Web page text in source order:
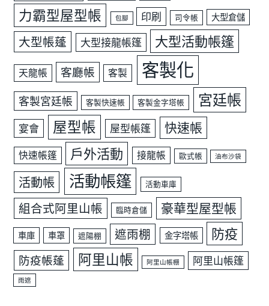
力霸型屋型帳 包腳 印刷 司令帳 大型倉儲
大型帳蓬 大型接龍帳篷 大型活動帳篷
天龍帳 客廳帳 客製 客製化
客製宮廷帳 客製快速帳 客製金字塔帳 宮廷帳
宴會 屋型帳 屋型帳篷 快速帳
快速帳篷 戶外活動 接龍帳 歐式帳 油布沙袋
活動帳 活動帳篷 活動車庫
組合式阿里山帳 臨時倉儲 豪華型屋型帳
車庫 車罩 遮陽棚 遮雨棚 金字塔帳 防疫
防疫帳蓬 阿里山帳 阿里山帳棚 阿里山帳篷
雨遮